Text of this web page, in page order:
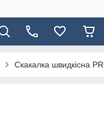
Скакалка швидкісна